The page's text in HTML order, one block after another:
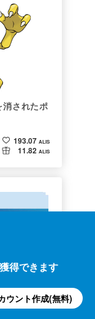
されたポ
193.07 ALIS
11.82 ALIS
NFTで販
共有レポー
得できます
ウント作成(無料)